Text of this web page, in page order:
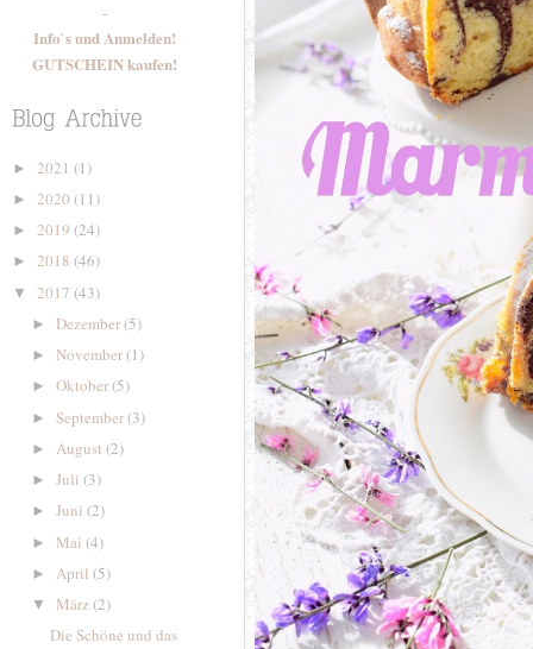
-
Info`s und Anmelden!
GUTSCHEIN kaufen!
► 2021 (1)
► 2020 (11)
► 2019 (24)
► 2018 (46)
▼ 2017 (43)
► Dezember(5)
► November(1)
► Oktober(5)
► September(3)
► August (2)
► Juli (3)
► Juni (2)
► Mai (4)
► April (5)
▼ März(2)
Die Schöne und das